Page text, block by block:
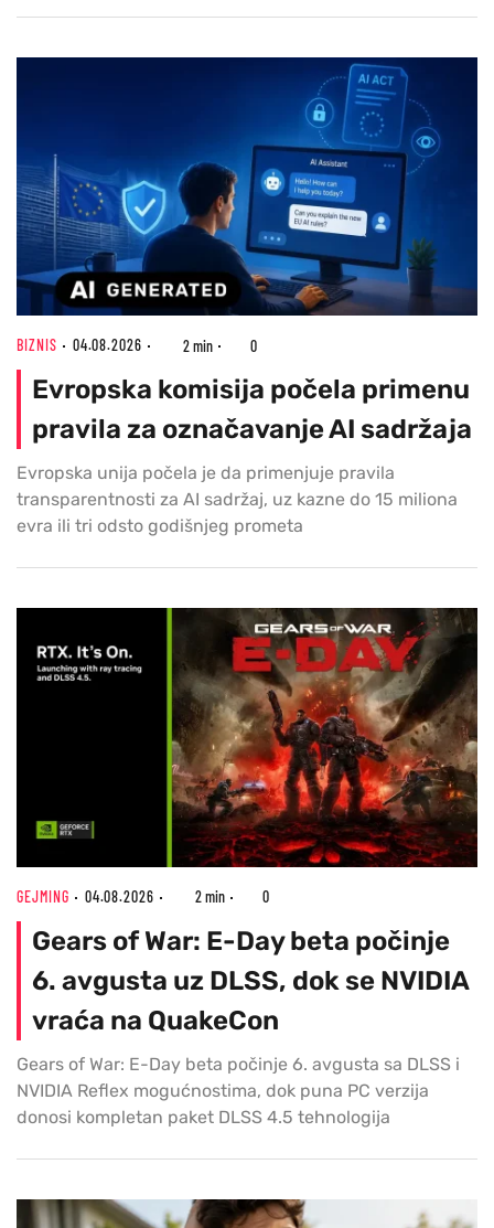
BIZNIS 04.08.2026 2 min 0
Evropska komisija počela primenu
pravila za označavanje AI sadržaja
Evropska unija počela je da primenjuje pravila
transparentnosti za AI sadržaj, uz kazne do 15 miliona
evra ili tri odsto godišnjeg prometa
GEJMING 04.08.2026 2 min 0
Gears of War: E-Day beta počinje
6. avgusta uz DLSS, dok se NVIDIA
vraća na QuakeCon
Gears of War: E-Day beta počinje 6. avgusta sa DLSS i
NVIDIA Reflex mogućnostima, dok puna PC verzija
donosi kompletan paket DLSS 4.5 tehnologija